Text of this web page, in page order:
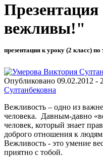
Презентация
вежливы!"
презентация к уроку (2 класс) по
Опубликовано 09.02.2012 -
Султанбековна
Вежливость – одно из
человека. Давным-давно
человек, который знает
доброго отношения к
Вежливость - это умение
приятно с тобой.